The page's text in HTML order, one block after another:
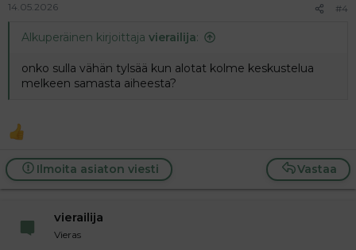
14.05.2026 #4
Alkuperäinen kirjoittaja vierailija:
onko sulla vähän tylsää kun alotat kolme keskustelua
melkeen samasta aiheesta?
Vastaa
Ilmoita asiaton viesti
vierailija
Vieras